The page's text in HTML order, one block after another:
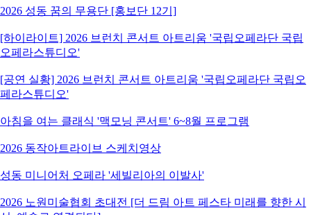
2026 성동 꿈의 무용단 [홍보단 12기]
[하이라이트] 2026 브런치 콘서트 아트리움 '국립오페라단 국립
오페라스튜디오'
[공연 실황] 2026 브런치 콘서트 아트리움 '국립오페라단 국립오
페라스튜디오'
아침을 여는 클래식 '맥모닝 콘서트' 6~8월 프로그램
2026 동작아트라이브 스케치영상
성동 미니어처 오페라 '세빌리아의 이발사'
2026 노원미술협회 초대전 [더 드림 아트 페스타 미래를 향한 시